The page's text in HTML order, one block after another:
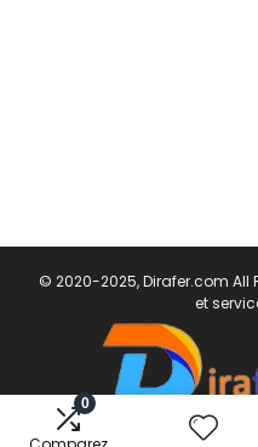
0
© 2020-2025, Dirafer.com All
et